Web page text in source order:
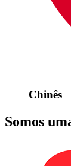
Chinês
Somos